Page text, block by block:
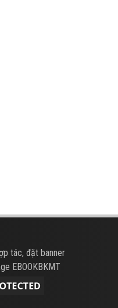
tác, đặt banner
EBOOKBKMT